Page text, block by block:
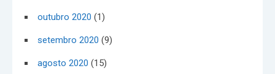
outubro 2020 (1)
setembro 2020 (9)
agosto 2020 (15)